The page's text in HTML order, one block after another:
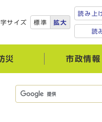
サイズ 標準 拡大
読み上
読
災 市政情報